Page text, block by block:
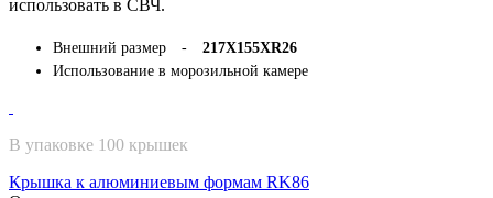
использовать в СВЧ.
Внешний размер - 217Х155ХR26
Использование в морозильной камере
В упаковке 100 крышек
Крышка к алюминиевым формам RK86